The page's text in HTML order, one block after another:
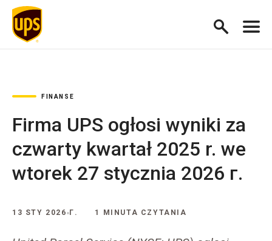
FINANSE
Firma UPS ogłosi wyniki za
czwarty kwartał 2025 r. we
wtorek 27 stycznia 2026 г.
13 STY 2026 Г. 1 MINUTA CZYTANIA